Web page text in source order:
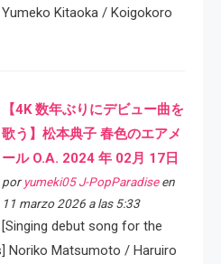
Yumeko Kitaoka / Koigokoro
【4K 数年ぶりにデビュー曲を
歌う】松本典子 春色のエアメ
ール O.A. 2024 年 02月 17日
por yumeki05 J-PopParadiseen
11 marzo 2026 a las 5:33
[Singing debut song for the
Noriko Matsumoto / Haruiro